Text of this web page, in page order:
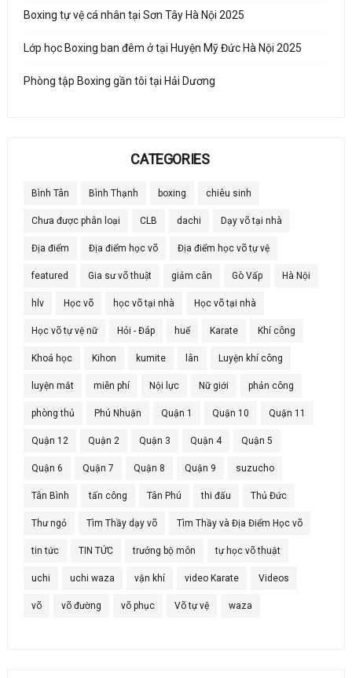
Boxing tự vệ cá nhân tại Sơn Tây Hà Nội 2025
Lớp học Boxing ban đêm ở tại Huyện Mỹ Đức Hà Nội 2025
Phòng tập Boxing gần tôi tại Hải Dương
CATEGORIES
Bình Tân Bình Thạnh boxing chiêu sinh
Chưa được phân loại CLB dachi Dạy võ tại nhà
Địa điểm Địa điểm học võ Địa điểm học võ tự vệ
featured Gia sư võ thuật giảm cân Gò Vấp Hà Nội
hlv Học võ học võ tại nhà Học võ tại nhà
Học võ tự vệ nữ Hỏi - Đáp huế Karate Khí công
Khoá học Kihon kumite lân Luyện khí công
luyện mắt miễn phí Nội lực Nữ giới phản công
phòng thủ Phú Nhuận Quận 1 Quận 10 Quận 11
Quận 12 Quận 2 Quận 3 Quận 4 Quận 5
Quận 6 Quận 7 Quận 8 Quận 9 suzucho
Tân Bình tấn công Tân Phú thi đấu Thủ Đức
Thư ngỏ Tìm Thầy dạy võ Tìm Thầy và Địa Điểm Học võ
tin tức TIN TỨC trưởng bộ môn tự học võ thuật
uchi uchi waza vận khí video Karate Videos
võ võ đường võ phục Võ tự vệ waza